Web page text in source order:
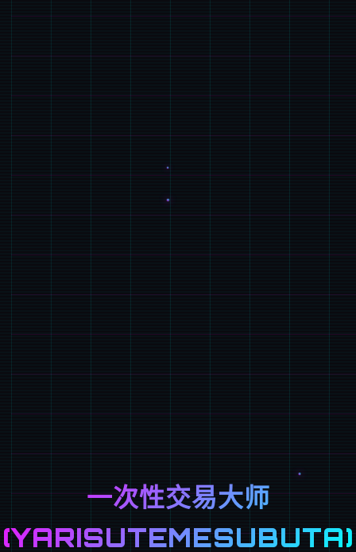
一次性交易大师
(YARISUTEMESUBUTA)